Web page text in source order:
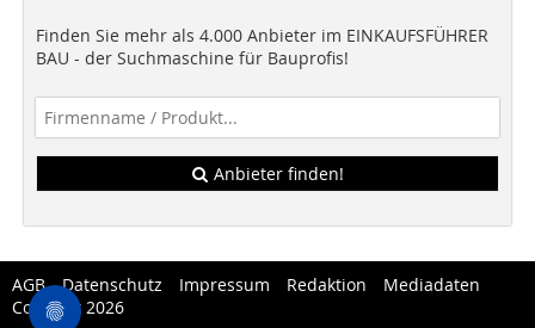
Finden Sie mehr als 4.000 Anbieter im EINKAUFSFÜHRER
BAU - der Suchmaschine für Bauprofis!
Anbieter finden!
AGB Datenschutz Impressum Redaktion
Mediadaten
Copytest 2026